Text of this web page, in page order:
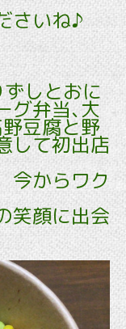
さいね♪
ずしとおに
グ弁当､大
豆腐と野
して初出店
今からワク
笑顔に出会